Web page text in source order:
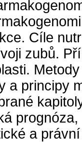
Cíle
zubů.
a principy
a